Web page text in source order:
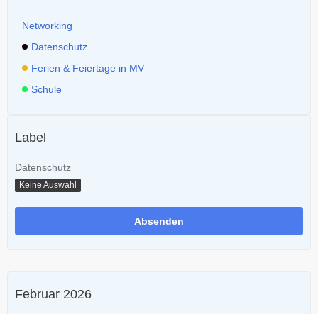
Networking
Datenschutz
Ferien & Feiertage in MV
Schule
Label
Datenschutz
Keine Auswahl
Februar 2026